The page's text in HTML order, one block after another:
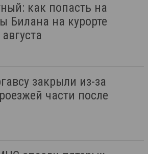
как попасть на
Билана на курорте
закрыли из-за
части после